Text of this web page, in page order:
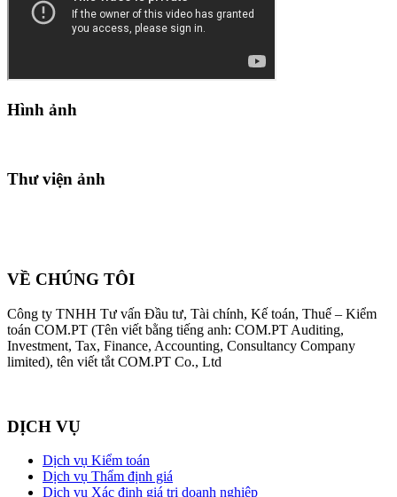
Hình ảnh
Thư viện ảnh
VỀ CHÚNG TÔI
Công ty TNHH Tư vấn Đầu tư, Tài chính, Kế toán, Thuế – Kiểm
toán COM.PT (Tên viết bằng tiếng anh: COM.PT Auditing,
Investment, Tax, Finance, Accounting, Consultancy Company
limited), tên viết tắt COM.PT Co., Ltd
DỊCH VỤ
Dịch vụ Kiểm toán
Dịch vụ Thẩm định giá
Dịch vụ Xác định giá trị doanh nghiệp